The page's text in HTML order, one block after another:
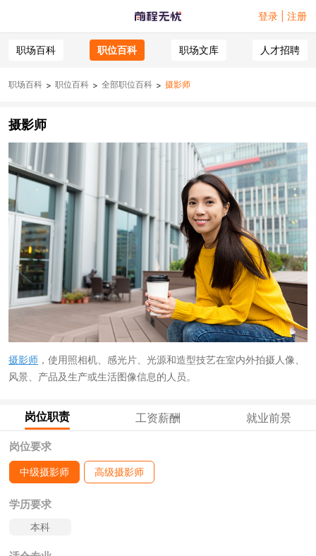
登录 | 注册
职场百科 职位百科 职场文库 人才招聘
职场百科 > 职位百科 > 全部职位百科 > 摄影师
摄影师
摄影师 ，使用照相机、感光片、光源和造型技艺在室内外拍摄人像、
风景、产品及生产或生活图像信息的人员。
岗位职责 工资薪酬 就业前景
岗位要求
中级摄影师 高级摄影师
学历要求
本科